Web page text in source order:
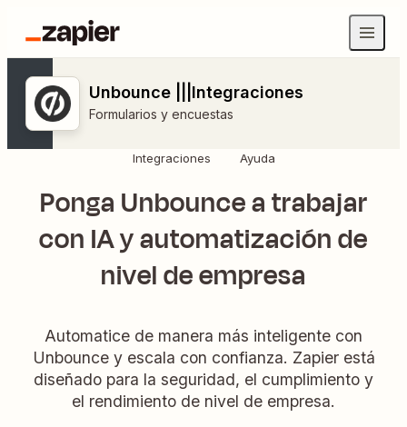
Unbounce |||Integraciones
Formularios y encuestas
Integraciones Ayuda
Ponga Unbounce a trabajar
con IA y automatización de
nivel de empresa
Automatice de manera más inteligente con
Unbounce y escala con confianza. Zapier está
diseñado para la seguridad, el cumplimiento y
el rendimiento de nivel de empresa.